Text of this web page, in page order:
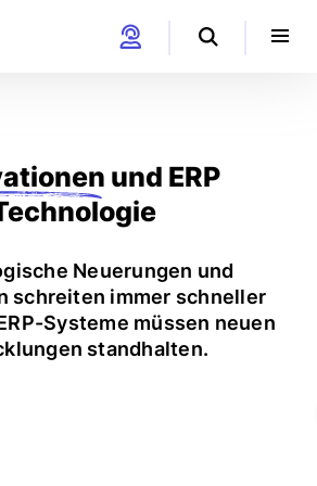
und ERP
Neuerungen und
schreiten immer schneller
Systeme müssen neuen
standhalten.